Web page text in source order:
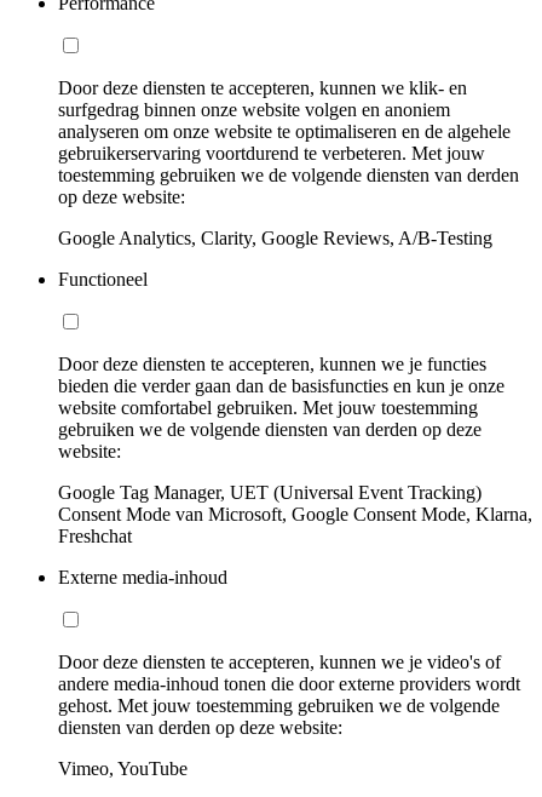
Door deze diensten te accepteren, kunnen we klik- en
surfgedrag binnen onze website volgen en anoniem
analyseren om onze website te optimaliseren en de algehele
gebruikerservaring voortdurend te verbeteren. Met jouw
toestemming gebruiken we de volgende diensten van derden
op deze website:
Google Analytics, Clarity, Google Reviews, A/B-Testing
Functioneel
Door deze diensten te accepteren, kunnen we je functies
bieden die verder gaan dan de basisfuncties en kun je onze
website comfortabel gebruiken. Met jouw toestemming
gebruiken we de volgende diensten van derden op deze
website:
Google Tag Manager, UET (Universal Event Tracking)
Consent Mode van Microsoft, Google Consent Mode, Klarna,
Freshchat
Externe media-inhoud
Door deze diensten te accepteren, kunnen we je video's of
andere media-inhoud tonen die door externe providers wordt
gehost. Met jouw toestemming gebruiken we de volgende
diensten van derden op deze website:
Vimeo, YouTube